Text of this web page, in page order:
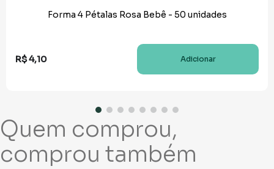
Forma 4 Pétalas Rosa Bebê - 50 unidades
R$4,10 Adicionar
Quem comprou,
comprou também